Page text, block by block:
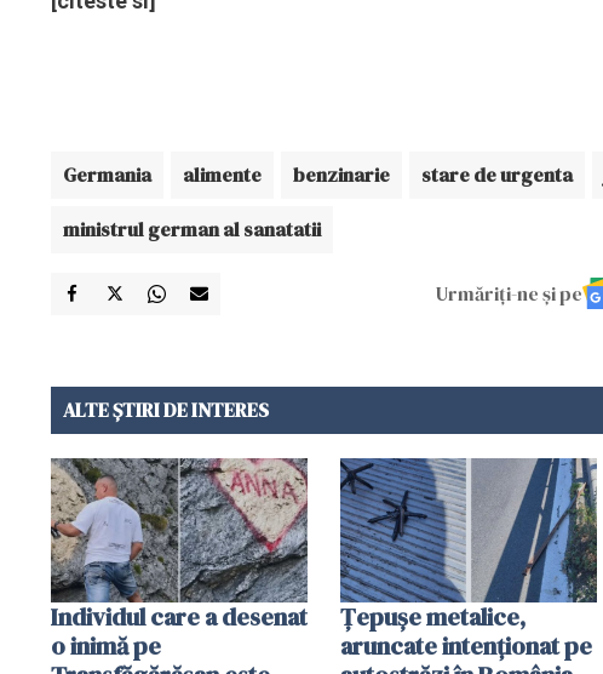
Germania alimente benzinarie stare de urgenta
ministrul german al sanatatii
Urmăriți-ne și pe
ALTE ȘTIRI DE INTERES
Individul care a desenat
o inimă pe
Țepușe metalice,
aruncate intenționat pe